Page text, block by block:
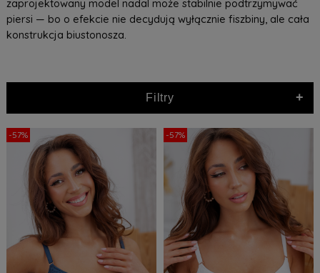
zaprojektowany model nadal może stabilnie podtrzymywać
piersi — bo o efekcie nie decydują wyłącznie fiszbiny, ale cała
konstrukcja biustonosza.
Filtry +
-57% -57%